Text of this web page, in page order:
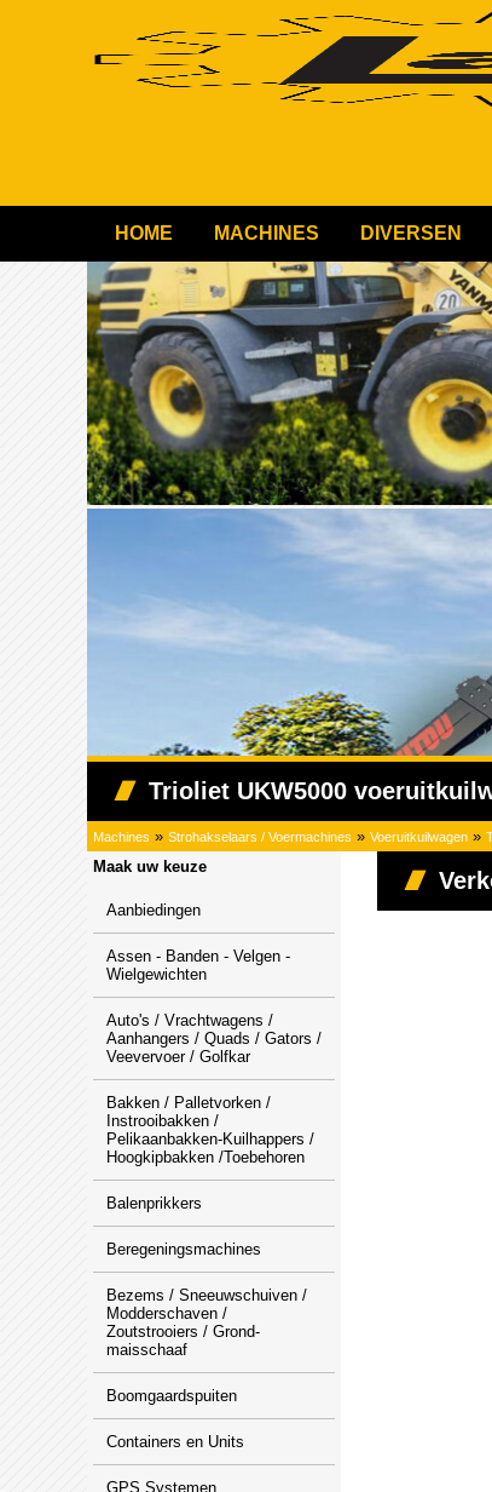
HOME MACHINES DIVERSEN
Trioliet UKW5000
Machines » Strohakselaars / Voermachines » Voeruitkuilwagen »
Maak uw keuze
Aanbiedingen
Assen - Banden - Velgen -
Wielgewichten
Auto's / Vrachtwagens /
Aanhangers / Quads / Gators /
Veevervoer / Golfkar
Bakken / Palletvorken /
Instrooibakken /
Pelikaanbakken-Kuilhappers /
Hoogkipbakken /Toebehoren
Balenprikkers
Beregeningsmachines
Bezems / Sneeuwschuiven /
Modderschaven /
Zoutstrooiers / Grond-
maisschaaf
Boomgaardspuiten
Containers en Units
GPS Systemen